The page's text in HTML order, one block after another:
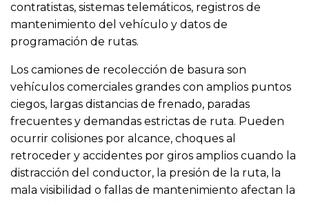
contratistas, sistemas telemáticos, registros de
mantenimiento del vehículo y datos de
programación de rutas.
Los camiones de recolección de basura son
vehículos comerciales grandes con amplios puntos
ciegos, largas distancias de frenado, paradas
frecuentes y demandas estrictas de ruta. Pueden
ocurrir colisiones por alcance, choques al
retroceder y accidentes por giros amplios cuando la
distracción del conductor, la presión de la ruta, la
mala visibilidad o fallas de mantenimiento afectan la